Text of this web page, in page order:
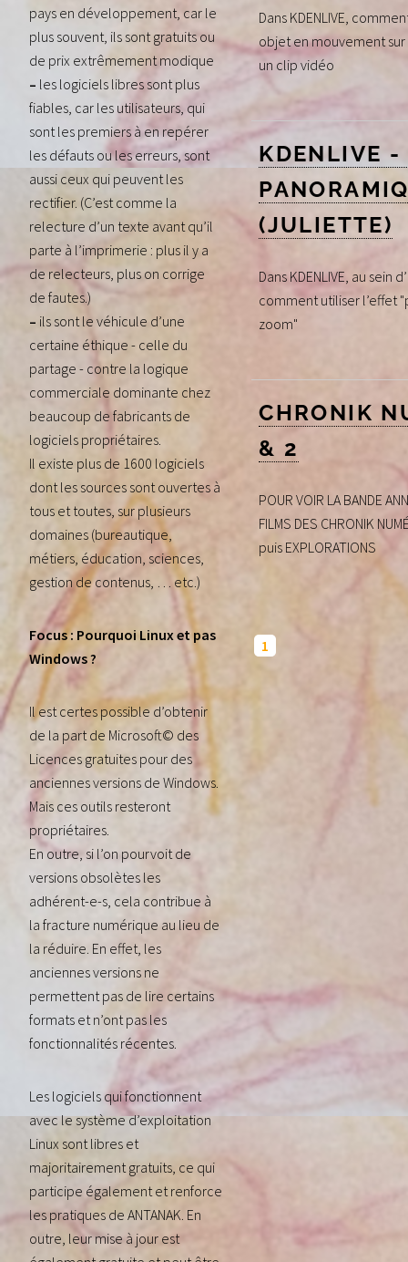
pays en développement, car le
plus souvent, ils sont gratuits ou
de prix extrêmement modique
– les logiciels libres sont plus
fiables, car les utilisateurs, qui
sont les premiers à en repérer
les défauts ou les erreurs, sont
aussi ceux qui peuvent les
rectifier. (C’est comme la
relecture d’un texte avant qu’il
parte à l’imprimerie : plus il y a
de relecteurs, plus on corrige
de fautes.)
– ils sont le véhicule d’une
certaine éthique - celle du
partage - contre la logique
commerciale dominante chez
beaucoup de fabricants de
logiciels propriétaires.
Il existe plus de 1600 logiciels
dont les sources sont ouvertes à
tous et toutes, sur plusieurs
domaines (bureautique,
métiers, éducation, sciences,
gestion de contenus, … etc.)
Focus : Pourquoi Linux et pas
Windows ?
Il est certes possible d’obtenir
de la part de Microsoft© des
Licences gratuites pour des
anciennes versions de Windows.
Mais ces outils resteront
propriétaires.
En outre, si l’on pourvoit de
versions obsolètes les
adhérent-e-s, cela contribue à
la fracture numérique au lieu de
la réduire. En effet, les
anciennes versions ne
permettent pas de lire certains
formats et n’ont pas les
fonctionnalités récentes.
Les logiciels qui fonctionnent
avec le système d’exploitation
Linux sont libres et
majoritairement gratuits, ce qui
participe également et renforce
les pratiques de ANTANAK. En
outre, leur mise à jour est
Dans KDENLIVE,
objet en mouvement
un clip vidéo
KDENLIVE -
(JULIETTE)
Dans KDENLIVE, au sein
comment utiliser l’effet
zoom"
CHRONIK
& 2
POUR VOIR LA BANDE
FILMS DES CHRONIK
puis EXPLORATIONS
1